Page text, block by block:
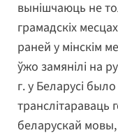
вынішчаюць не
грамадскіх
раней у мінскім
ўжо замянілі на
г. у Беларусі
транслітараваць
беларускай